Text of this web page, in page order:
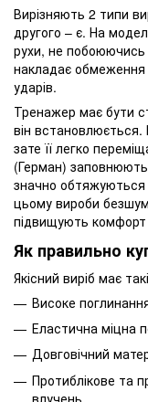
Вирізняють 2 типи
другого – є. На
рухи, не побоюючись
накладає обмеження
ударів.
Тренажер має бути
він встановлюється.
зате її легко
(Герман)
значно
цьому вироби
підвищують комфорт
Як правильно
Якісний виріб має
Високе
Еластична міцна
Довговічний
Протиблікове та
влучень.